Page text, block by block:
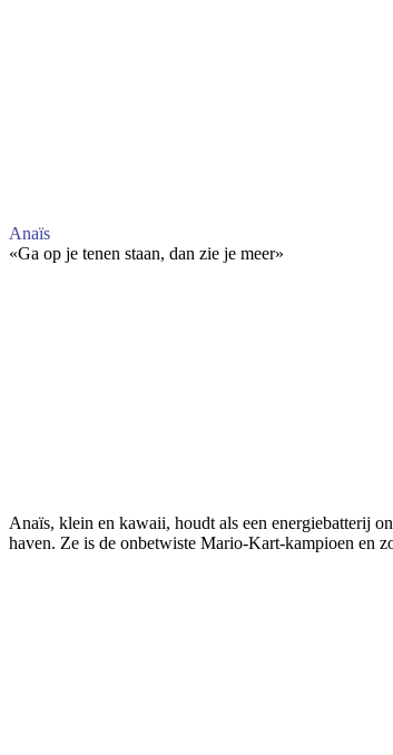
Anaïs
«Ga op je tenen staan, dan zie je meer»
Anaïs, klein en kawaii, houdt als een energiebatterij
haven. Ze is de onbetwiste Mario-Kart-kampioen en